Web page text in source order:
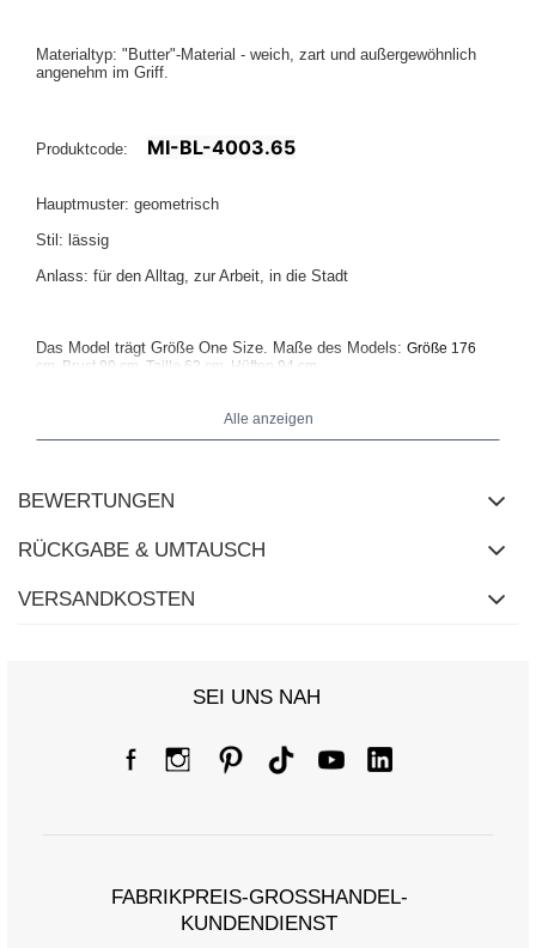
Materialtyp: "Butter"-Material - weich, zart und außergewöhnlich
angenehm im Griff.
Produktcode: MI-BL-4003.65
Hauptmuster: geometrisch
Stil: lässig
Anlass: für den Alltag, zur Arbeit, in die Stadt
Das Model trägt Größe One Size. Maße des Models: Größe 176
cm, Brust 90 cm, Taille 62 cm, Hüften 94 cm
Größe one size
Alle anzeigen
BEWERTUNGEN
RÜCKGABE & UMTAUSCH
VERSANDKOSTEN
SEI UNS NAH
FABRIKPREIS-GROSSHANDEL-K
UNDENDIENST